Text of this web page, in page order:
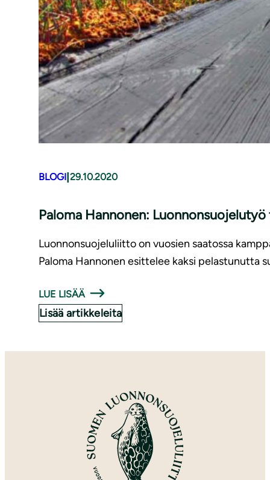
BLOGI|29.10.2020
Paloma Hannonen:
Luonnonsuojeluliitto on vuosien saatossa
Paloma Hannonen esittelee kaksi pelastunutta
LUE LISÄÄ
Lisää artikkeleita